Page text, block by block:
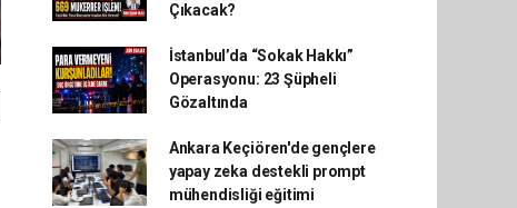
Çıkacak?
İstanbul’da “Sokak Hakkı”
Operasyonu: 23 Şüpheli
Gözaltında
Ankara Keçiören'de gençlere
yapay zeka destekli prompt
mühendisliği eğitimi